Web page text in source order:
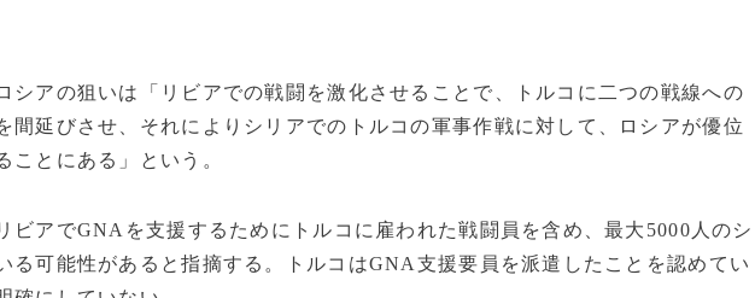
アの狙いは「リビアでの戦闘を激化させることで、トルコに二つの戦線への
間延びさせ、それによりシリアでのトルコの軍事作戦に対して、ロシアが優位
ことにある」という。
アでGNAを支援するためにトルコに雇われた戦闘員を含め、最大5000人のシ
る可能性があると指摘する。トルコはGNA支援要員を派遣したことを認めてい